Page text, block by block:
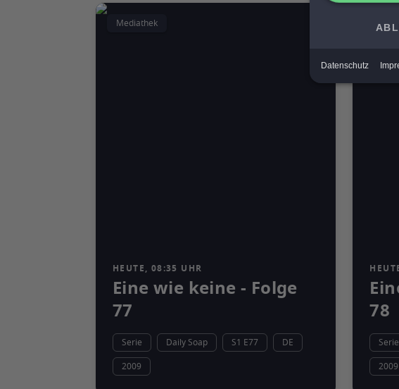
Mediathek
HEUTE, 08:35 UHR
Eine wie keine - Folge
77
Serie Daily Soap S1 E77
DE
2009
78
Serie
2009